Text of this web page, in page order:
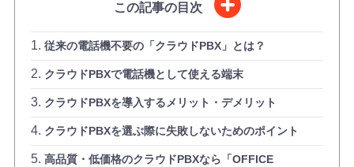
この記事の目次
従来の電話機不要の「クラウドPBX」とは？
クラウドPBXで電話機として使える端末
クラウドPBXを導入するメリット・デメリット
クラウドPBXを選ぶ際に失敗しないためのポイント
高品質・低価格のクラウドPBXなら「OFFICE